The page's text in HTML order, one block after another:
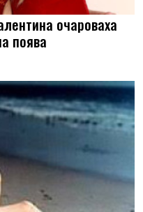
очароваха
поява